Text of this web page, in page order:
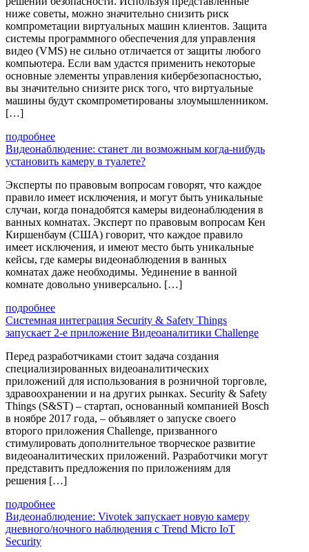
ниже советы, можно значительно снизить риск
компрометации виртуальных машин клиентов. Защита
системы программного обеспечения для управления
видео (VMS) не сильно отличается от защиты любого
компьютера. Если вам удастся применить некоторые
основные элементы управления кибербезопасностью,
вы значительно снизите риск того, что виртуальные
машины будут скомпрометированы злоумышленником.
[…]
подробнее
Видеонаблюдение: станет ли возможным когда-нибудь
установить камеру в туалете?
Эксперты по правовым вопросам говорят, что каждое
правило имеет исключения, и могут быть уникальные
случаи, когда понадобятся камеры видеонаблюдения в
ванных комнатах. Эксперт по правовым вопросам Кен
Киршенбаум (США) говорит, что каждое правило
имеет исключения, и имеют место быть уникальные
кейсы, где камеры видеонаблюдения в ванных
комнатах даже необходимы. Уединение в ванной
комнате довольно универсально. […]
подробнее
Системная интеграция Security & Safety Things
запускает 2-е приложение Видеоаналитики Challenge
Перед разработчиками стоит задача создания
специализированных видеоаналитических
приложений для использования в розничной торговле,
здравоохранении и на других рынках. Security & Safety
Things (S&ST) ‒ стартап, основанный компанией Bosch
в ноябре 2017 года, ‒ объявляет о запуске своего
второго приложения Challenge, призванного
стимулировать дополнительное творческое развитие
видеоаналитических приложений. Разработчики могут
представить предложения по приложениям для
решения […]
подробнее
Видеонаблюдение: Vivotek запускает новую камеру
дневного/ночного наблюдения с Trend Micro IoT
Security